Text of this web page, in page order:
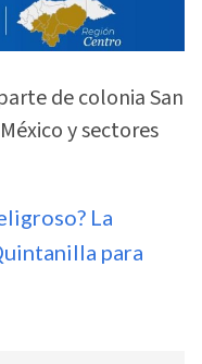
de colonia San
y sectores
La
para